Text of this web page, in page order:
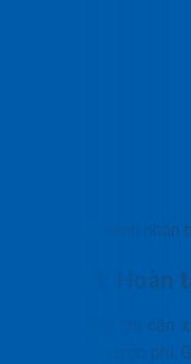
Tiến hành
Bước 3:
Khách hàng chỉ
thanh toán cước